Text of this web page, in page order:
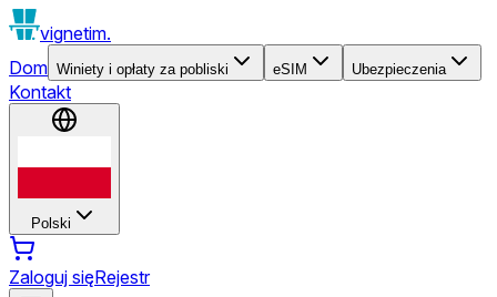
vignetim.
Dom Winiety i opłaty za pobliski eSIM Ubezpieczenia
Kontakt
Polski
Zaloguj sięRejestr